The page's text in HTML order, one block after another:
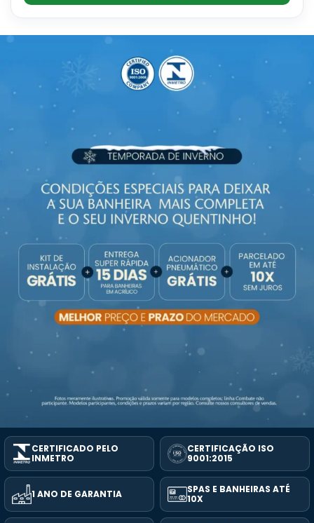
CERTIFICADO PELO
INMETRO
CERTIFICAÇÃO ISO
9001:2015
1 ANO DE GARANTIA
SPAS E BANHEIRAS ATÉ
10X